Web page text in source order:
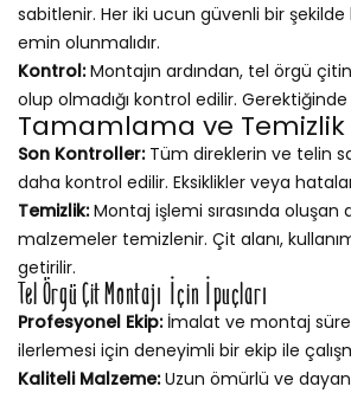
sabitlenir. Her iki ucun güvenli bir şekilde
emin olunmalıdır.
Kontrol:Montajın ardından, tel örgü
olup olmadığı kontrol edilir. Gerektiğinde
Tamamlama ve Temizlik
Son Kontroller:Tüm direklerin ve telin
daha kontrol edilir. Eksiklikler veya
Temizlik:Montaj işlemi sırasında oluşan
malzemeler temizlenir. Çit alanı,
getirilir.
Tel Örgü Çit Montajı İçin İpuçları
Profesyonel Ekip:İmalat ve montaj
ilerlemesi için deneyimli bir ekip ile
Kaliteli Malzeme:Uzun ömürlü ve